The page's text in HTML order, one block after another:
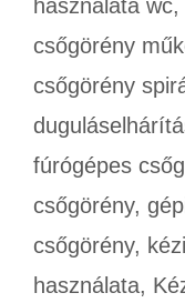
használata wc,
csőgörény
csőgörény
fúrógépes
csőgörény,
csőgörény,
használata,